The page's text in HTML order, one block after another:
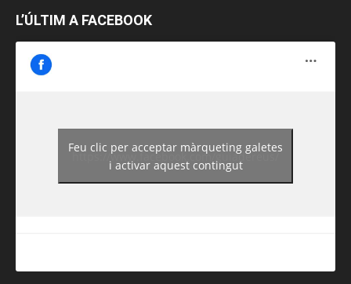
L’ÚLTIM A FACEBOOK
https://www.facebook.com/guiadereus/
Feu clic per acceptar màrqueting galetes
i activar aquest contingut